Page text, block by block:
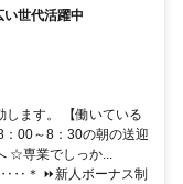
世代活躍中
します。 【働いている
00～8：30の朝の送迎
☆専業でしっか...
＊ ⏩新人ボーナス制